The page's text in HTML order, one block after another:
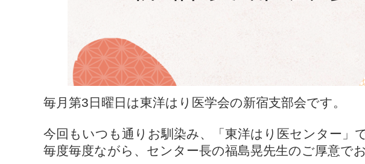
毎月第3日曜日は東洋はり医学会の新宿支部会です。
今回もいつも通りお馴染み、「東洋はり医センター」
毎度毎度ながら、センター長の福島晃先生のご厚意で